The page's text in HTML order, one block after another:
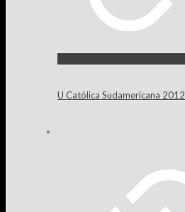
U Católica Sudamericana 2012